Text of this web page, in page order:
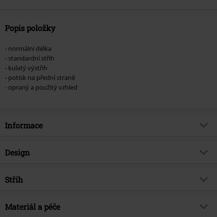
Popis položky
- normální délka
- standardní střih
- kulatý výstřih
- potisk na přední straně
- opraný a použitý vzhled
Informace
Zboží č.
Hudební žánr
Téma produktů
Design
Typ výrobku
Vytištěno
Střih
Střih/vrchní díl
Materiál a péče